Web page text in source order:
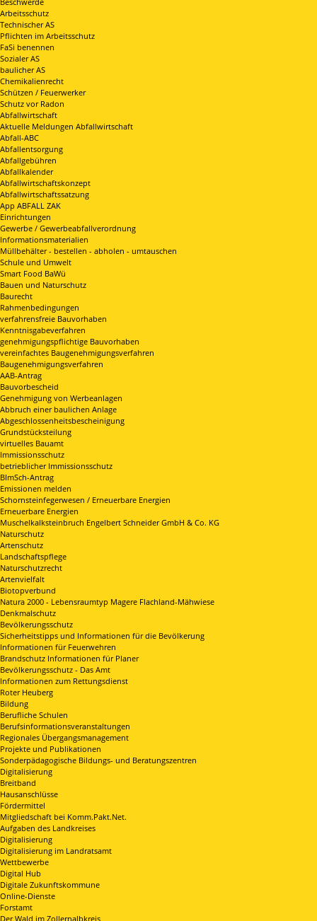
Arbeitsschutz
Technischer AS
Pflichten im Arbeitsschutz
FaSi benennen
Sozialer AS
baulicher AS
Chemikalienrecht
Schützen / Feuerwerker
Schutz vor Radon
Abfallwirtschaft
Aktuelle Meldungen Abfallwirtschaft
Abfall-ABC
Abfallentsorgung
Abfallgebühren
Abfallkalender
Abfallwirtschaftskonzept
Abfallwirtschaftssatzung
App ABFALL ZAK
Einrichtungen
Gewerbe / Gewerbeabfallverordnung
Informationsmaterialien
Müllbehälter - bestellen - abholen - umtauschen
Schule und Umwelt
Smart Food BaWü
Bauen und Naturschutz
Baurecht
Rahmenbedingungen
verfahrensfreie Bauvorhaben
Kenntnisgabeverfahren
genehmigungspflichtige Bauvorhaben
vereinfachtes Baugenehmigungsverfahren
Baugenehmigungsverfahren
AAB-Antrag
Bauvorbescheid
Genehmigung von Werbeanlagen
Abbruch einer baulichen Anlage
Abgeschlossenheitsbescheinigung
Grundstücksteilung
virtuelles Bauamt
Immissionsschutz
betrieblicher Immissionsschutz
BImSch-Antrag
Emissionen melden
Schornsteinfegerwesen / Erneuerbare Energien
Erneuerbare Energien
Muschelkalksteinbruch Engelbert Schneider GmbH & Co. KG
Naturschutz
Artenschutz
Landschaftspflege
Naturschutzrecht
Artenvielfalt
Biotopverbund
Natura 2000 - Lebensraumtyp Magere Flachland-Mähwiese
Denkmalschutz
Bevölkerungsschutz
Sicherheitstipps und Informationen für die Bevölkerung
Informationen für Feuerwehren
Brandschutz Informationen für Planer
Bevölkerungsschutz - Das Amt
Informationen zum Rettungsdienst
Roter Heuberg
Bildung
Berufliche Schulen
Berufsinformationsveranstaltungen
Regionales Übergangsmanagement
Projekte und Publikationen
Sonderpädagogische Bildungs- und Beratungszentren
Digitalisierung
Breitband
Hausanschlüsse
Fördermittel
Mitgliedschaft bei Komm.Pakt.Net.
Aufgaben des Landkreises
Digitalisierung
Digitalisierung im Landratsamt
Wettbewerbe
Digital Hub
Digitale Zukunftskommune
Online-Dienste
Forstamt
Der Wald im Zollernalbkreis